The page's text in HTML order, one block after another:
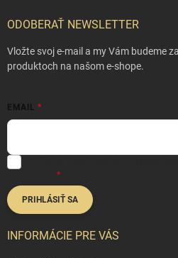
ODOBERAŤ NEWSLETTER
Vložte svoj e-mail a my Vám budeme
produktoch na našom e-shope.
EMAIL
PRIHLÁSIŤ SA
INFORMÁCIE PRE VÁS